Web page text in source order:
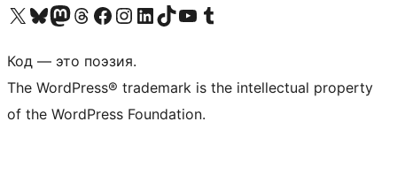
Посетите нас в X (ранее Twitter)
Посетите нашу учётную запись в Bluesky
Посетите нашу ленту в Mastodon
Посетите нашу учётную запись в Threads
Посетите нашу страницу на Facebook
Посетите наш Instagram
Посетите нашу страницу в LinkedIn
Посетите нашу учётную запись в TikTok
Посетите наш канал YouTube
Посетите нашу учётную запись в Tumblr
Код — это поэзия.
The WordPress® trademark is the intellectual property
of the WordPress Foundation.